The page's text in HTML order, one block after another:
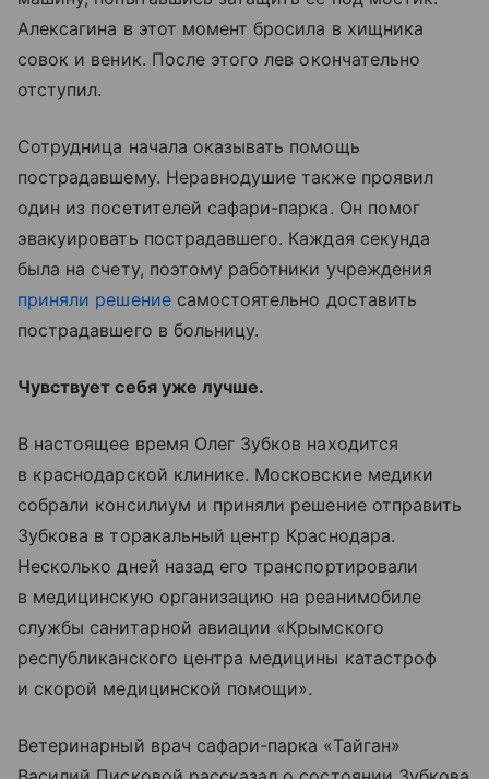
Алексагина в этот момент бросила в хищника
совок и веник. После этого лев окончательно
отступил.
Сотрудница начала оказывать помощь
пострадавшему. Неравнодушие также проявил
один из посетителей сафари-парка. Он помог
эвакуировать пострадавшего. Каждая секунда
была на счету, поэтому работники учреждения
приняли решениесамостоятельно доставить
пострадавшего в больницу.
Чувствует себя уже лучше.
В настоящее время Олег Зубков находится
в краснодарской клинике. Московские медики
собрали консилиум и приняли решение отправить
Зубкова в торакальный центр Краснодара.
Несколько дней назад его транспортировали
в медицинскую организацию на реанимобиле
службы санитарной авиации «Крымского
республиканского центра медицины катастроф
и скорой медицинской помощи».
Ветеринарный врач сафари-парка «Тайган»